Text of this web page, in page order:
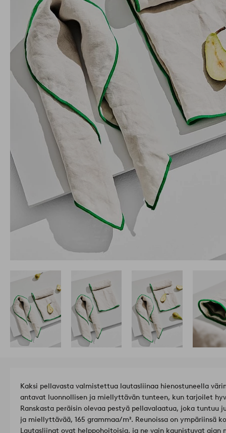
Kaksi pellavasta valmistettua lautasliinaa hienostuneella
antavat luonnollisen ja miellyttävän tunteen, kun tarjoilet
Ranskasta peräisin olevaa pestyä pellavalaatua, joka tuntuu
ja miellyttävää, 165 grammaa/m². Reunoissa on ympäriinsä
Lautasliinat ovat helppohoitoisia, ja ne vain kaunistuvat